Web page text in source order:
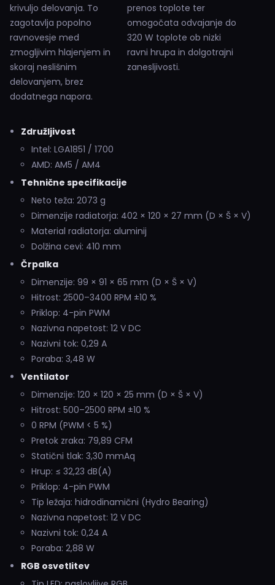
krivuljo delovanja. To
zagotavlja popolno
ravnovesje med
zmogljivim hlajenjem in
skoraj neslišnim
delovanjem, brez
dodatnega napora.
prenos toplote ter
omogočata odvajanje do
320 W toplote ob nizki
ravni hrupa in dolgotrajni
zanesljivosti.
Združljivost
Intel: LGA1851 / 1700
AMD: AM5 / AM4
Tehnične specifikacije
Neto teža: 2073 g
Dimenzije radiatorja: 402 × 120 × 27 mm (D × Š × V)
Material radiatorja: aluminij
Dolžina cevi: 410 mm
Črpalka
Dimenzije: 99 × 91 × 65 mm (D × Š × V)
Hitrost: 2500–3400 RPM ±10 %
Priklop: 4-pin PWM
Nazivna napetost: 12 V DC
Nazivni tok: 0,29 A
Poraba: 3,48 W
Ventilator
Dimenzije: 120 × 120 × 25 mm (D × Š × V)
Hitrost: 500–2500 RPM ±10 %
0 RPM (PWM < 5 %)
Pretok zraka: 79,89 CFM
Statični tlak: 3,30 mmAq
Hrup: ≤ 32,23 dB(A)
Priklop: 4-pin PWM
Tip ležaja: hidrodinamični (Hydro Bearing)
Nazivna napetost: 12 V DC
Nazivni tok: 0,24 A
Poraba: 2,88 W
RGB osvetlitev